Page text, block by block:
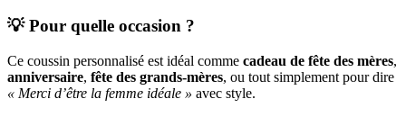
💡 Pour quelle occasion ?
Ce coussin personnalisé est idéal comme cadeau de fête des mères,
anniversaire, fête des grands-mères, ou tout simplement pour dire
« Merci d’être la femme idéale » avec style.